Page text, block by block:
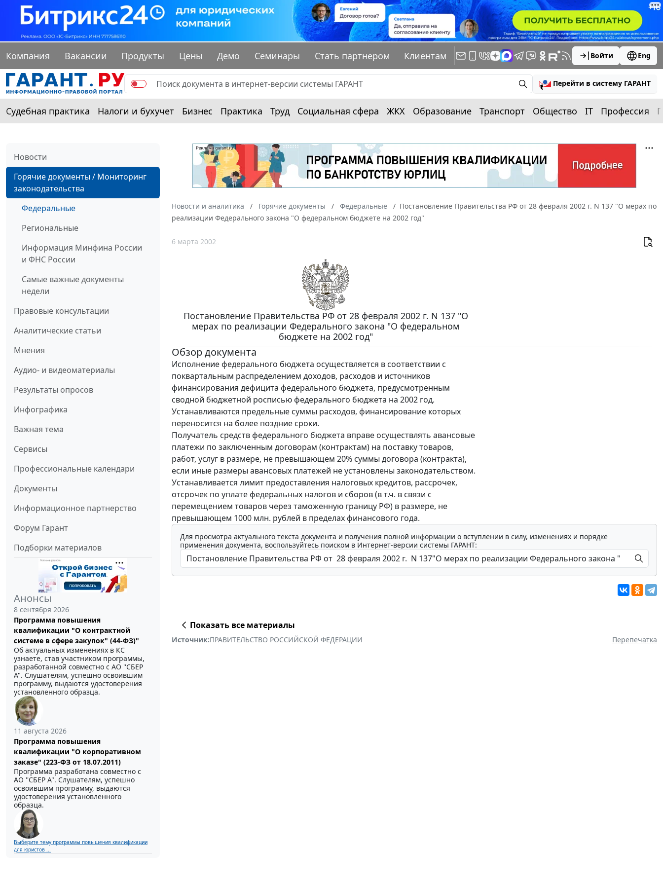
Компания Вакансии Продукты Цены Демо Семинары Стать партнером Клиентам Войти Eng
Перейти в систему ГАРАНТ
Судебная практика Налоги и бухучет Бизнес Практика Труд Социальная сфера ЖКХ Образование Транспорт Общество IT Профессия
Новости
Горячие документы / Мониторинг
законодательства
Федеральные
Региональные
Информация Минфина России
и ФНС России
Самые важные документы
недели
Правовые консультации
Аналитические статьи
Мнения
Аудио- и видеоматериалы
Результаты опросов
Инфографика
Важная тема
Сервисы
Профессиональные календари
Документы
Информационное партнерство
Форум Гарант
Подборки материалов
Анонсы
8 сентября 2026
Программа повышения
квалификации "О контрактной
системе в сфере закупок" (44-ФЗ)"
Об актуальных изменениях в КС
узнаете, став участником программы,
разработанной совместно с АО ''СБЕР
А". Слушателям, успешно освоившим
программу, выдаются удостоверения
установленного образца.
11 августа 2026
Программа повышения
квалификации "О корпоративном
заказе" (223-ФЗ от 18.07.2011)
Программа разработана совместно с
АО ''СБЕР А". Слушателям, успешно
освоившим программу, выдаются
удостоверения установленного
образца.
Выберите тему программы повышения квалификации
для юристов ...
Новости и аналитика Горячие документы Федеральные
Постановление Правительства РФ от 28 февраля 2002 г. N 137 "О мерах по
реализации Федерального закона "О федеральном бюджете на 2002 год"
6 марта 2002
Постановление Правительства РФ от 28 февраля 2002 г. N 137 "О
мерах по реализации Федерального закона "О федеральном
бюджете на 2002 год"
Обзор документа
Исполнение федерального бюджета осуществляется в соответствии с
поквартальным распределением доходов, расходов и источников
финансирования дефицита федерального бюджета, предусмотренным
сводной бюджетной росписью федерального бюджета на 2002 год.
Устанавливаются предельные суммы расходов, финансирование которых
переносится на более поздние сроки.
Получатель средств федерального бюджета вправе осуществлять авансовые
платежи по заключенным договорам (контрактам) на поставку товаров,
работ, услуг в размере, не превышающем 20% суммы договора (контракта),
если иные размеры авансовых платежей не установлены законодательством.
Устанавливается лимит предоставления налоговых кредитов, рассрочек,
отсрочек по уплате федеральных налогов и сборов (в т.ч. в связи с
перемещением товаров через таможенную границу РФ) в размере, не
превышающем 1000 млн. рублей в пределах финансового года.
Для просмотра актуального текста документа и получения полной информации о вступлении в силу, изменениях и порядке
применения документа, воспользуйтесь поиском в Интернет-версии системы ГАРАНТ:
Показать все материалы
Источник:ПРАВИТЕЛЬСТВО РОССИЙСКОЙ ФЕДЕРАЦИИ Перепечатка